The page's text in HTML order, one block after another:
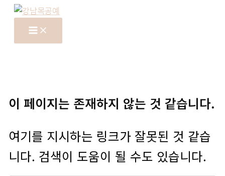
기이 페이지는 존재하지 않는 것 같습니다.
여기를 지시하는 링크가 잘못된 것 같습
니다. 검색이 도움이 될 수도 있습니다.